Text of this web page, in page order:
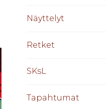
Näyttelyt
Retket
SKsL
Tapahtumat